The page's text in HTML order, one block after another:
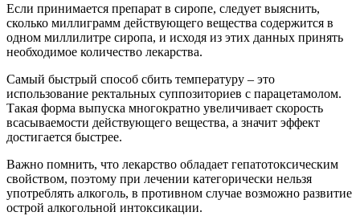
Если принимается препарат в сиропе, следует выяснить,
сколько миллиграмм действующего вещества содержится в
одном миллилитре сиропа, и исходя из этих данных принять
необходимое количество лекарства.
Самый быстрый способ сбить температуру – это
использование ректальных суппозиториев с парацетамолом.
Такая форма выпуска многократно увеличивает скорость
всасываемости действующего вещества, а значит эффект
достигается быстрее.
Важно помнить, что лекарство обладает гепатотоксическим
свойством, поэтому при лечении категорически нельзя
употреблять алкоголь, в противном случае возможно развитие
острой алкогольной интоксикации.